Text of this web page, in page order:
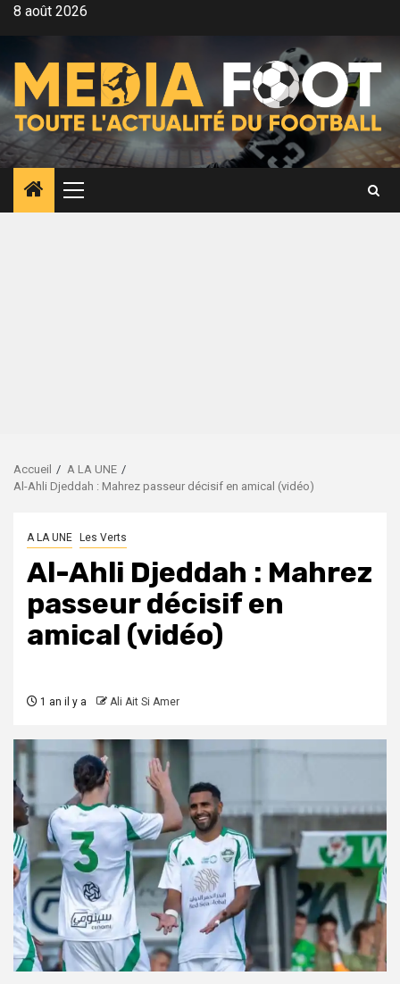
Aller8 août 2026
Menu
principal
Accueil
A LA UNE
Al-Ahli Djeddah : Mahrez passeur décisif en amical (vidéo)
A LA UNE Les Verts
Al-Ahli Djeddah : Mahrez
passeur décisif en
amical (vidéo)
1 an il y a Ali Ait Si Amer